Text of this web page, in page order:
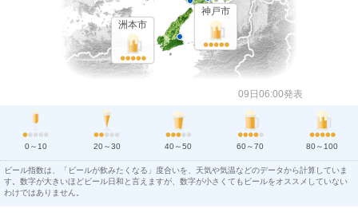
神戸市
洲本市
09日06:00発表
0～10 20～30 40～50 60～70 80～100
ビール指数は、「ビールが飲みたくなる」度合いを、天気や気温などのデータから計算していま
す。数字が大きいほどビール日和と言えますが、数字が小さくてもビールをオススメしていない
わけではありません。